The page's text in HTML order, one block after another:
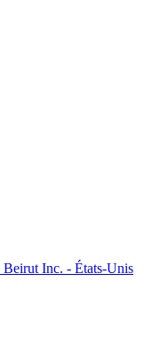
Beirut Inc. - États-Unis